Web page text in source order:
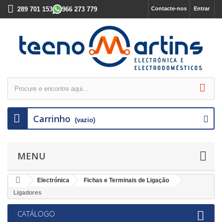
Entrar
Contacte-nos
289 701 153 966 273 779
Carrinho (vazio)
MENU
Electrónica
Fichas e Terminais de Ligação
Ligadores
CATÁLOGO